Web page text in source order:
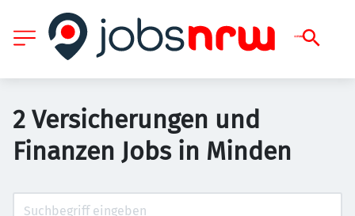
2 Versicherungen und
Finanzen Jobs in Minden